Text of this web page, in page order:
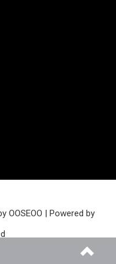
OOSEOO | Powered by